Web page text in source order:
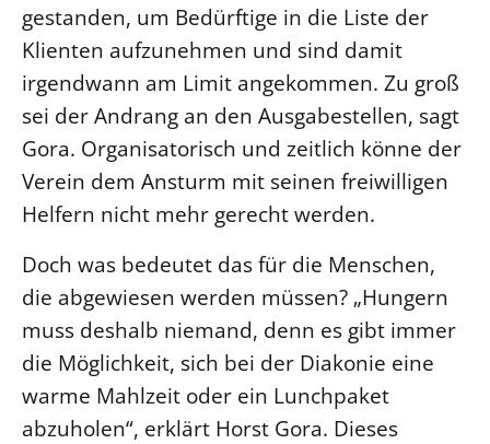
gestanden, um Bedürftige in die Liste der
Klienten aufzunehmen und sind damit
irgendwann am Limit angekommen. Zu groß
sei der Andrang an den Ausgabestellen, sagt
Gora. Organisatorisch und zeitlich könne der
Verein dem Ansturm mit seinen freiwilligen
Helfern nicht mehr gerecht werden.
Doch was bedeutet das für die Menschen,
die abgewiesen werden müssen? „Hungern
muss deshalb niemand, denn es gibt immer
die Möglichkeit, sich bei der Diakonie eine
warme Mahlzeit oder ein Lunchpaket
abzuholen“, erklärt Horst Gora. Dieses